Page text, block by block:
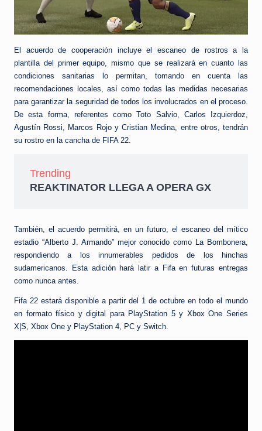
El acuerdo de cooperación incluye el escaneo de rostros a la
plantilla del primer equipo, mismo que se realizará en cuanto las
condiciones sanitarias lo permitan, tomando en cuenta las
recomendaciones locales, así como todas las medidas necesarias
para garantizar la seguridad de todos los involucrados en el proceso.
De esta forma, referentes como Toto Salvio, Carlos Izquierdoz,
Agustín Rossi, Marcos Rojo y Cristian Medina, entre otros, tendrán
su rostro en la cancha de FIFA 22.
Trending
REAKTINATOR LLEGA A OPERA GX
También, el acuerdo permitirá, en un futuro, el escaneo del mítico
estadio “Alberto J. Armando” mejor conocido como La Bombonera,
respondiendo a los innumerables pedidos de los hinchas
sudamericanos. Esta adición hará latir a Fifa en futuras entregas
como nunca antes.
Fifa 22 estará disponible a partir del 1 de octubre en todo el mundo
en formato físico y digital para PlayStation 5 y Xbox One Series
X|S, Xbox One y PlayStation 4, PC y Switch.